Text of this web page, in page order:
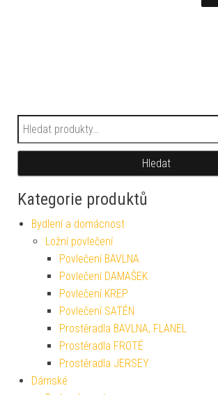
Hledat:
Hledat
Kategorie produktů
Bydlení a domácnost
Ložní povlečení
Povlečení BAVLNA
Povlečení DAMAŠEK
Povlečení KREP
Povlečení SATÉN
Prostěradla BAVLNA, FLANEL
Prostěradla FROTÉ
Prostěradla JERSEY
Dámské